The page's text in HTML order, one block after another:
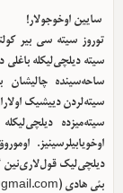
سایین اوخوجولار!
توروز سیته سی بیر
سیته دیلچی‌لیکله باغلی
ساحه‌سینده چالیشان
سیته‌لردن دییشیک
سیته‌میزده
اوخویابیلرسینیز.
دیلچی‌لیک قول‌لاری‌نین
بئی هادی (